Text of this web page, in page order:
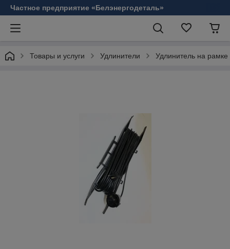
Частное предприятие «Белэнергодеталь»
Товары и услуги Удлинители Удлинитель на